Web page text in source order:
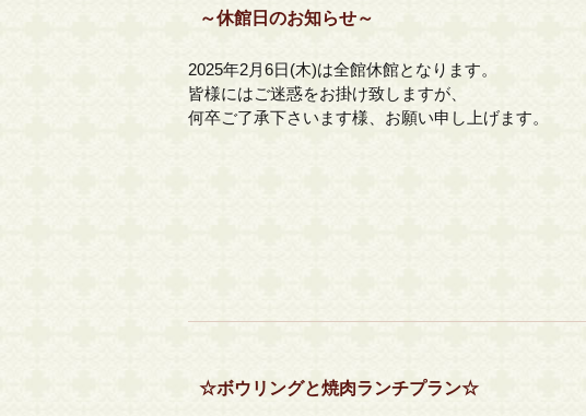
～休館日のお知らせ～
2025年2月6日(木)は全館休館となります。
皆様にはご迷惑をお掛け致しますが、
何卒ご了承下さいます様、お願い申し上げます。
☆ボウリングと焼肉ランチプラン☆